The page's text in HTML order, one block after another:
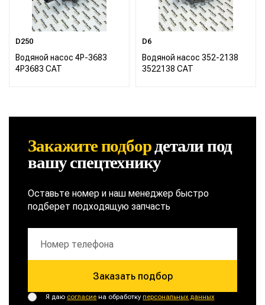
D250
Водяной насос 4P-3683
4P3683 CAT
D6
Водяной насос 352-2138
3522138 CAT
Закажите подбордеталипод
вашу спецтехнику
Оставьте номер и наш менеджер быстро
подберет подходящую запчасть
Заказать подбор
Я даю согласие на обработкуперсональных данных